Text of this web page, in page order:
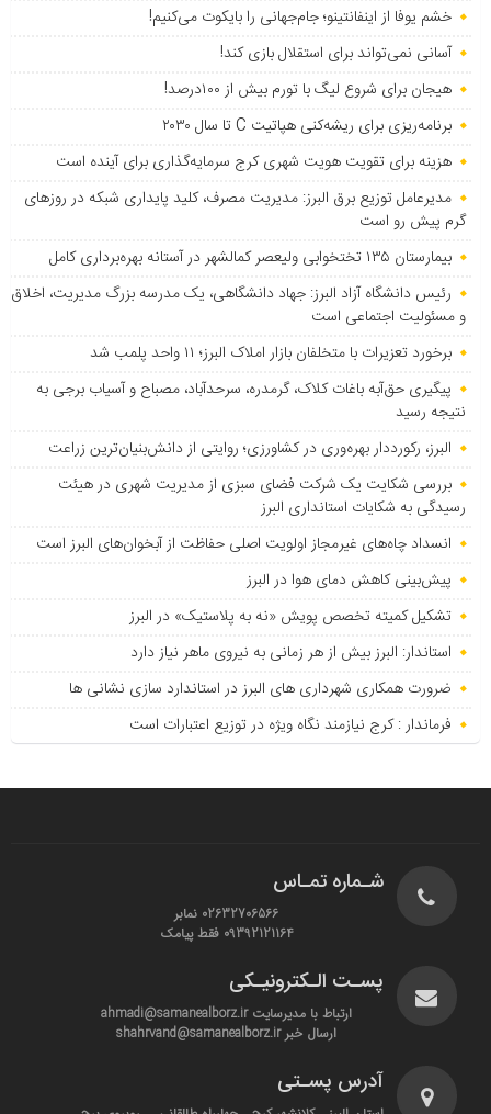
خشم یوفا از اینفانتینو؛ جام‌جهانی را بایکوت می‌کنیم!
آسانی نمی‌تواند برای استقلال بازی کند!
هیجان برای شروع لیگ با تورم بیش از ۱۰۰درصد!
برنامه‌ریزی برای ریشه‌کنی هپاتیت C تا سال ۲۰۳۰
هزینه برای تقویت هویت شهری کرج سرمایه‌گذاری برای آینده است
مدیرعامل توزیع برق البرز: مدیریت مصرف، کلید پایداری شبکه در روزهای
گرم پیش رو است
بیمارستان ۱۳۵ تختخوابی ولیعصر کمالشهر در آستانه بهره‌برداری کامل
رئیس دانشگاه آزاد البرز: جهاد دانشگاهی، یک مدرسه بزرگ مدیریت، اخلاق
و مسئولیت اجتماعی است
برخورد تعزیرات با متخلفان بازار املاک البرز؛ ۱۱ واحد پلمب شد
پیگیری حق‌آبه باغات کلاک، گرمدره، سرحدآباد، مصباح و آسیاب برجی به
نتیجه رسید
البرز، رکورددار بهره‌وری در کشاورزی؛ روایتی از دانش‌بنیان‌ترین زراعت
بررسی شکایت یک شرکت فضای سبزی از مدیریت شهری در هیئت
رسیدگی به شکایات استانداری البرز
انسداد چاه‌های غیرمجاز اولویت اصلی حفاظت از آبخوان‌های البرز است
پیش‌بینی کاهش دمای هوا در البرز
تشکیل کمیته تخصص پویش «نه به پلاستیک» در البرز
استاندار: البرز بیش از هر زمانی به نیروی ماهر نیاز دارد
ضرورت همکاری شهرداری های البرز در استاندارد سازی نشانی ها
فرماندار : کرج نیازمند نگاه ویژه در توزیع اعتبارات است
شـماره تمـاس
02632706566 نمابر
09392121164 فقط پیامک
پسـت الـکترونیـکی
ارتباط با مدیرسایت ahmadi@samanealborz.ir
ارسال خبر shahrvand@samanealborz.ir
آدرس پسـتی